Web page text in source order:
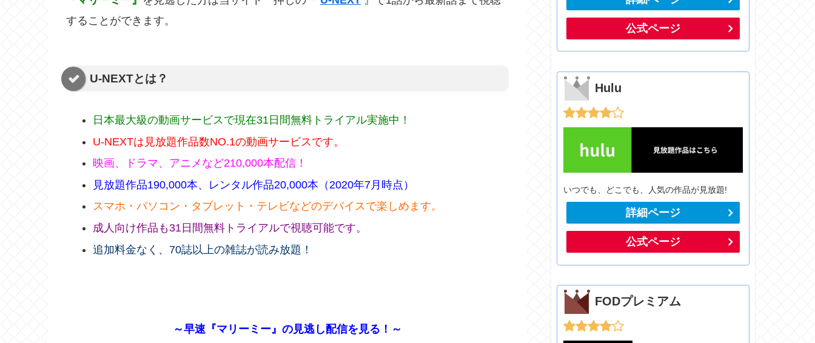
することができます。
U-NEXTとは？
日本最大級の動画サービスで現在31日間無料トライアル実施中！
U-NEXTは見放題作品数NO.1の動画サービスです。
映画、ドラマ、アニメなど210,000本配信！
見放題作品190,000本、レンタル作品20,000本（2020年7月時点）
スマホ・パソコン・タブレット・テレビなどのデバイスで楽しめます。
成人向け作品も31日間無料トライアルで視聴可能です。
追加料金なく、70誌以上の雑誌が読み放題！
～早速『マリーミー』の見逃し配信を見る！～
公式ページ
Hulu
いつでも、どこでも、人気の作品が見放題!
詳細ページ
公式ページ
FODプレミアム